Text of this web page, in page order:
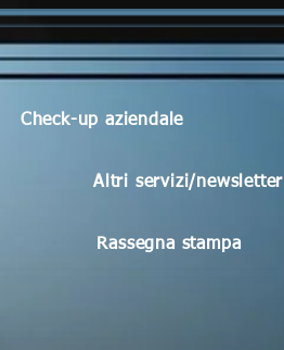
Check-up aziendale
Altri servizi/newsletter
Rassegna stampa